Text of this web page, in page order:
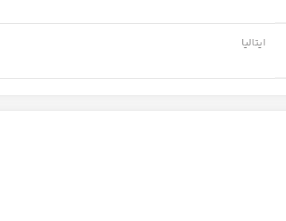
ایتالیا